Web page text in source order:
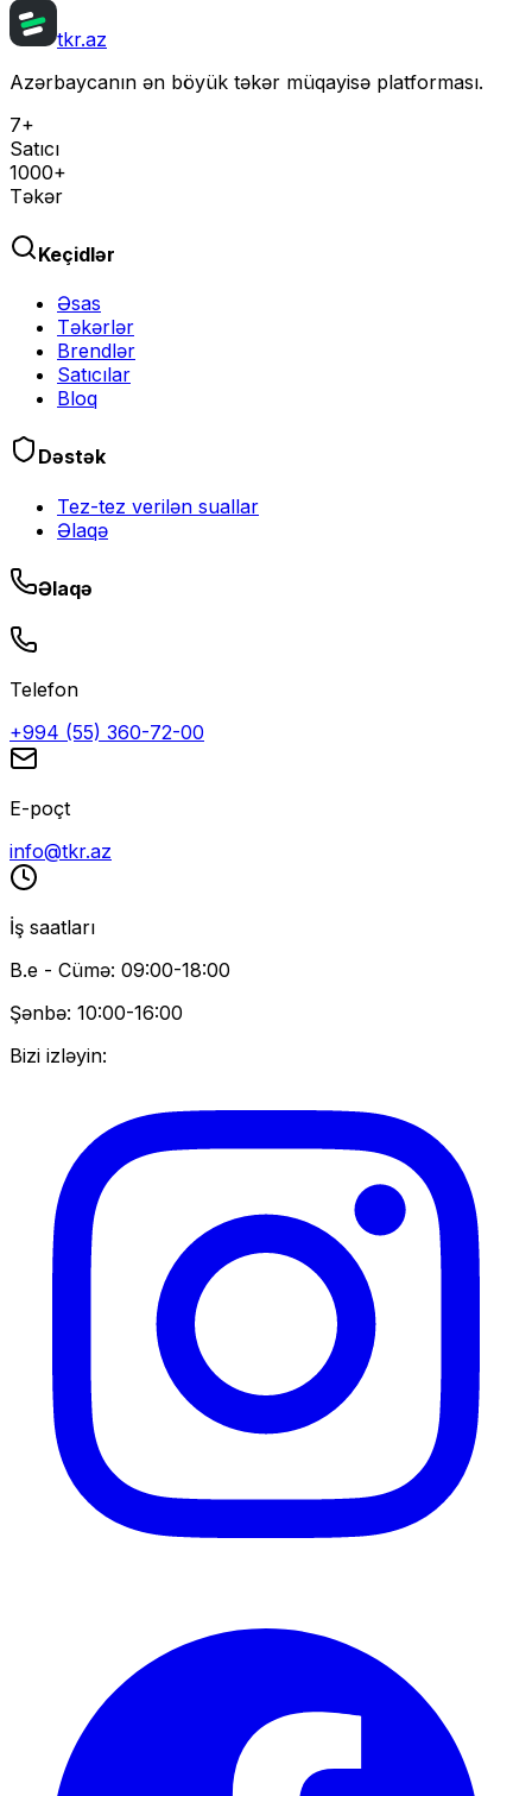
tkr.az
Azərbaycanın ən böyük təkər müqayisə platforması.
7+
Satıcı
1000+
Təkər
Keçidlər
Əsas
Təkərlər
Brendlər
Satıcılar
Bloq
Dəstək
Tez-tez verilən suallar
Əlaqə
Əlaqə
Telefon
+994 (55) 360-72-00
E-poçt
info@tkr.az
İş saatları
B.e - Cümə: 09:00-18:00
Şənbə: 10:00-16:00
Bizi izləyin: